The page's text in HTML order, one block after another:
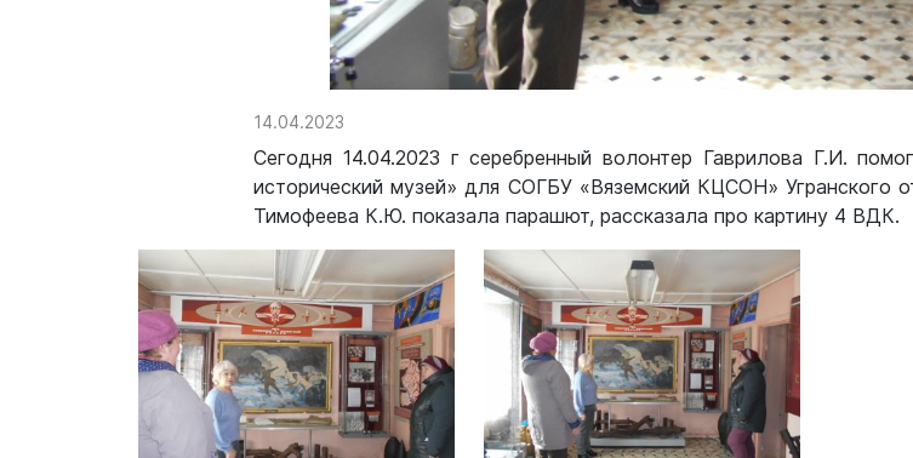
14.04.2023
Сегодня 14.04.2023 г серебренный волонтер Гаврилова Г.И.
исторический музей» для СОГБУ «Вяземский КЦСОН» Угранского
Тимофеева К.Ю. показала парашют, рассказала про картину 4 ВДК.